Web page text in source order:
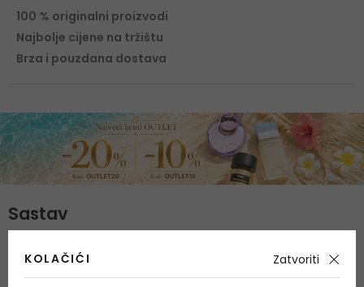
100 % originalni proizvodi
Najbolje cijene na tržištu
Brza i pouzdana dostava
Sastav
Gornje note
bergamot, muškatni oraščić, rabarbara, liči
KOLAČIĆI Zatvoriti